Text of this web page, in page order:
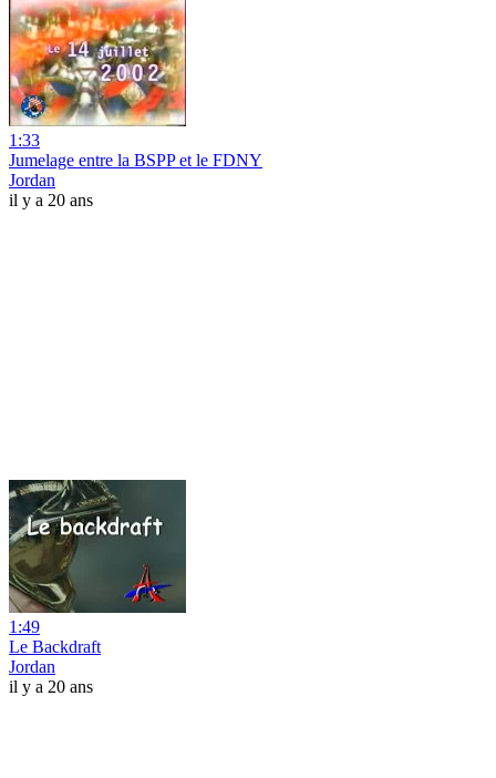
1:33
Jumelage entre la BSPP et le FDNY
Jordan
il y a 20 ans
1:49
Le Backdraft
Jordan
il y a 20 ans